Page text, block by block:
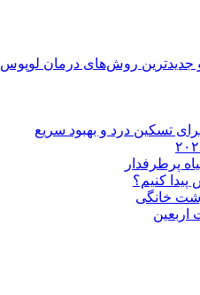
جدیدترین روش‌های درمان لوپوس
کنیم؟
خانگی
اربعین